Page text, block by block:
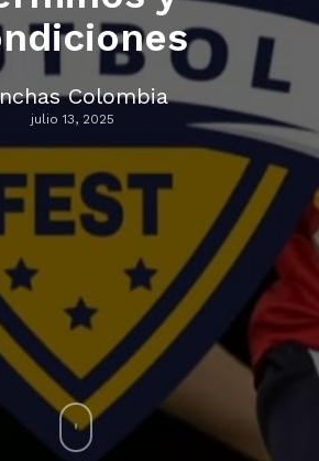
Colombia
julio 13, 2025